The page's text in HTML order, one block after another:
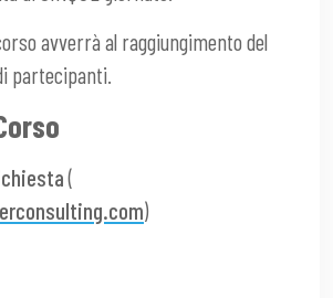
avverrà al raggiungimento del
partecipanti.
(
)